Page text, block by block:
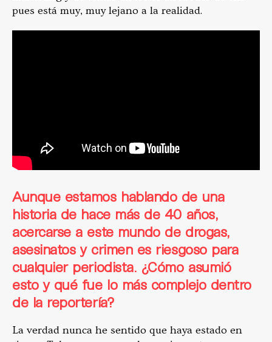
pues está muy, muy lejano a la realidad.
Aunque estamos hablando de una
historia de hace más de 40 años,
acercarse a este mundo de drogas,
asesinatos y crimen es riesgoso para
cualquier periodista. ¿Cómo asumió
esto y qué fue lo más complejo dentro
de la reportería?
La verdad nunca he sentido que haya estado en